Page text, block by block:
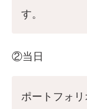
す。
②当日
ポートフォ